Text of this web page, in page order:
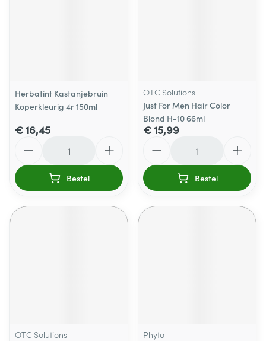
Herbatint Kastanjebruin
Koperkleurig 4r 150ml
€ 16,45
Bestel
OTC Solutions
Just For Men Hair Color
Blond H-10 66ml
€ 15,99
Bestel
OTC Solutions
Phyto